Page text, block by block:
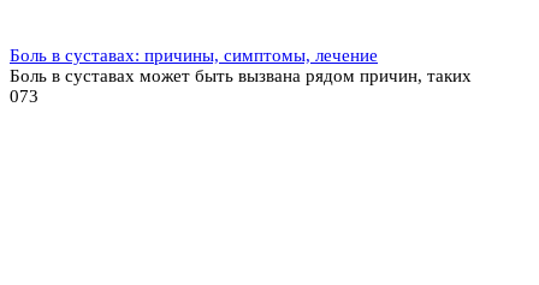
Боль в суставах: причины, симптомы, лечение
Боль в суставах может быть вызвана рядом причин, таких
073